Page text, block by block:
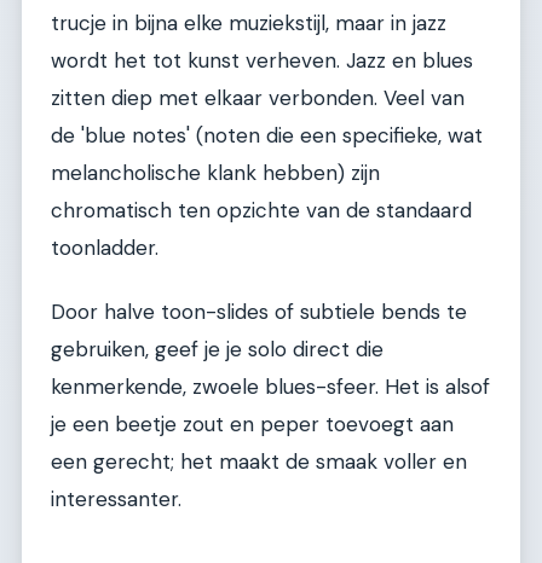
trucje in bijna elke muziekstijl, maar in jazz
wordt het tot kunst verheven. Jazz en blues
zitten diep met elkaar verbonden. Veel van
de 'blue notes' (noten die een specifieke, wat
melancholische klank hebben) zijn
chromatisch ten opzichte van de standaard
toonladder.
Door halve toon-slides of subtiele bends te
gebruiken, geef je je solo direct die
kenmerkende, zwoele blues-sfeer. Het is alsof
je een beetje zout en peper toevoegt aan
een gerecht; het maakt de smaak voller en
interessanter.